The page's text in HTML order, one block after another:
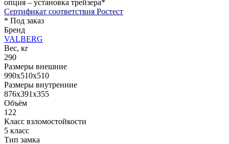
опция – установка трейзера*
Сертификат соответствия Ростест
* Под заказ
Бренд
VALBERG
Вес, кг
290
Размеры внешние
990x510x510
Размеры внутренние
876x391x355
Объём
122
Класс взломостойкости
5 класс
Тип замка